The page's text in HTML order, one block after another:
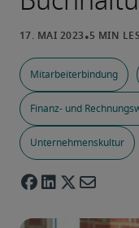
Mitarbeiterbindung
Finanz- und
Unternehmenskultur